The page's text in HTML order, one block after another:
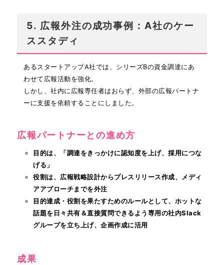
5. 広報外注の成功事例：A社のケー
ススタディ
あるスタートアップA社では、シリーズBの資金調達にあ
わせて広報活動を強化。
しかし、社内に広報専任者はおらず、外部の広報パートナ
ーに支援を依頼することにしました。
広報パートナーとの進め方
目的は、「調達をきっかけに認知度を上げ、採用につな
げる」
役割は、広報戦略設計からプレスリリース作成、メディ
アアプローチまでを外注
目的達成・役割を果たすためのルールとして、ホットな
話題を日々共有＆直接質問できるよう専用の社内Slack
グループを立ち上げ、企画作成に活用
成果